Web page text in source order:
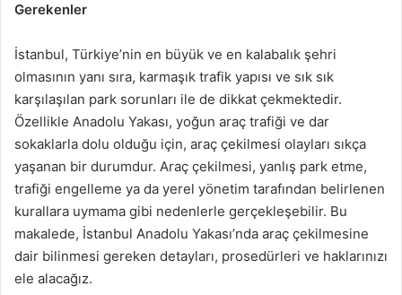
Gerekenler
İstanbul, Türkiye’nin en büyük ve en kalabalık şehri
olmasının yanı sıra, karmaşık trafik yapısı ve sık sık
karşılaşılan park sorunları ile de dikkat çekmektedir.
Özellikle Anadolu Yakası, yoğun araç trafiği ve dar
sokaklarla dolu olduğu için, araç çekilmesi olayları sıkça
yaşanan bir durumdur. Araç çekilmesi, yanlış park etme,
trafiği engelleme ya da yerel yönetim tarafından belirlenen
kurallara uymama gibi nedenlerle gerçekleşebilir. Bu
makalede, İstanbul Anadolu Yakası’nda araç çekilmesine
dair bilinmesi gereken detayları, prosedürleri ve haklarınızı
ele alacağız.